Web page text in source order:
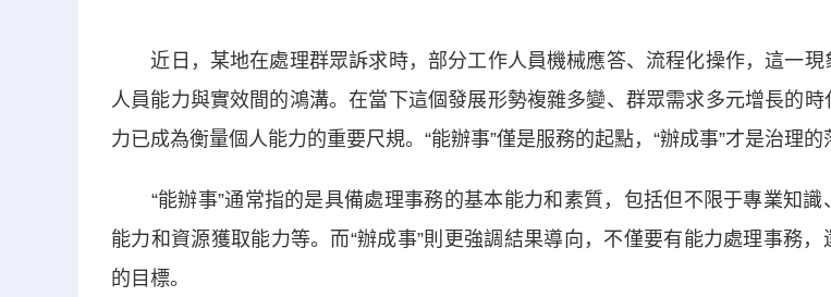
近日，某地在處理群眾訴求時，部分工作人員機械應答、流程化操作，這一現
人員能力與實效間的鴻溝。在當下這個發展形勢複雜多變、群眾需求多元增長的
力已成為衡量個人能力的重要尺規。“能辦事”僅是服務的起點，“辦成事”才是治理的
“能辦事”通常指的是具備處理事務的基本能力和素質，包括但不限于專業知識
能力和資源獲取能力等。而“辦成事”則更強調結果導向，不僅要有能力處理事務，
的目標。